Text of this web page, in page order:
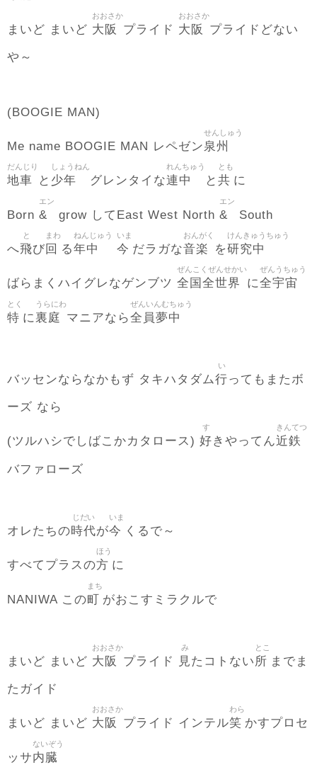
まいど まいど 大阪
おおさか
プライド 大阪
おおさか
プライドどない
や～
(BOOGIE MAN)
Me name BOOGIE MAN レペゼン泉州
せんしゅう
地車
だんじり
と 少年
しょうねん
グレンタイな連中
れんちゅう
と 共
とも
に
Born &
エン
grow してEast West North &
エン
South
へ飛
と
び回
まわ
る年中
ねんじゅう
今
いま
だラガな音楽
おんがく
を研究中
けんきゅうちゅう
ばらまくハイグレなゲンブツ 全国全世界
ぜんこくぜんせかい
に全宇宙
ぜんうちゅう
特
とく
に裏庭
うらにわ
マニアなら全員夢中
ぜんいんむちゅう
バッセンならなかもず タキハタダム行
い
ってもまたボ
ーズ なら
(ツルハシでしばこかカタロース) 好
す
きやってん近鉄
きんてつ
バファローズ
オレたちの時代
じだい
が今
いま
くるで～
すべてプラスの方
ほう
に
NANIWA この町
まち
がおこすミラクルで
まいど まいど 大阪
おおさか
プライド 見
み
たコトない所
とこ
までま
たガイド
まいど まいど 大阪
おおさか
プライド インテル笑
わら
かすプロセ
ッサ内臓
ないぞう